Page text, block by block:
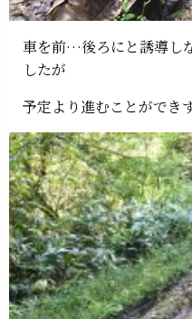
車を前…後ろにと誘導し
したが
予定より進むことができ